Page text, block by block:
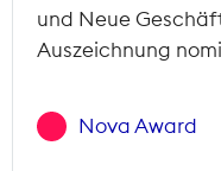
und Neue
Auszeichnung
Nova Award